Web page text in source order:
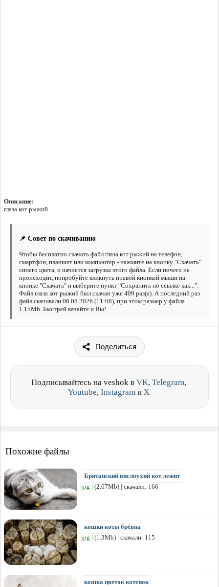
Описание:
глаза кот рыжий
📌 Совет по скачиванию
Чтобы бесплатно скачать файл глаза кот рыжий на телефон,
смартфон, планшет или компьютер - нажмите на кнопку "Скачать"
синего цвета, и начнется загрузка этого файла. Если ничего не
происходит, попробуйте кликнуть правой кнопкой мыши на
кнопке "Скачать" и выберите пункт "Сохранить по ссылке как...".
Файл глаза кот рыжий был скачан уже 409 раз(а). А последний раз
файл скачивали 06.08.2026 (11:08), при этом размер у файла
1.15Mb. Быстрей качайте и Вы!
Поделиться
Подписывайтесь на veshok в VK, Telegram,
Youtube, Instagram и X
Похожие файлы
Британский вислоухий кот лежит
jpg | (2.67Mb) | скачали: 166
кошки коты брёвна
jpg | (1.3Mb) | скачали: 115
кошка цветок котенок